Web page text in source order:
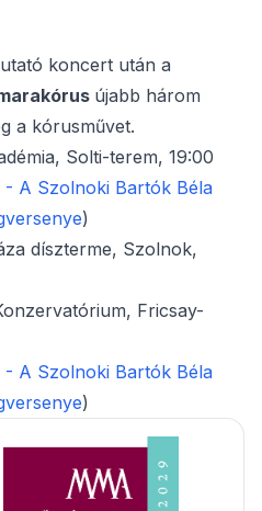
koncert után a
újabb három
a kórusművet.
Solti-terem, 19:00
- A Szolnoki Bartók Béla
)
díszterme, Szolnok,
Fricsay-
- A Szolnoki Bartók Béla
)